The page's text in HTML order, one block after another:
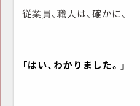
従業員、職人は、確かに、
「はい、わかりました。」